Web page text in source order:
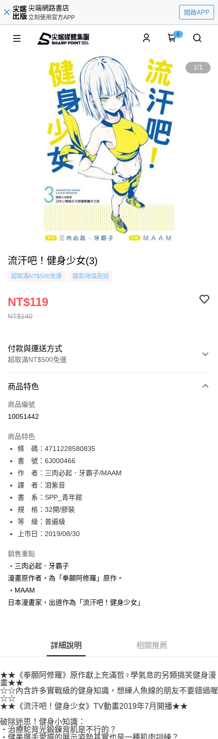
尖端網路書店
立刻使用官方APP
開啟APP
0
1/1
流汗吧！健身少女(3)
超取滿NT$500免運 國家/地區配送
NT$140
NT$119
付款與運送方式
超取滿NT$500免運
信用卡一次付款
超商取貨付款
相關說明
【關於「AFTEE先享後付」】
AFTEE先享後付是「在收到商品之後才付款」的支付方式。 讓您購物簡單
便利好安心！
１．簡單：不需註冊會員、不需綁卡、不需儲值。
２．便利：只要手機號碼，簡訊認證，即可結帳。
３．安心：先確認商品／服務後，再付款。
【「AFTEE先享後付」結帳流程】
１．於結帳方式選擇「AFTEE先享後付」後，將跳轉至「AFTEE先享後付」
結帳頁面，進行簡訊認證並確認金額後，即可完成結帳。
２．訂單成立數日內，您將收到繳費通知簡訊。
ATM／網路銀行／等多元方式進行付款，方視為交易完成。
※ 請注意：結帳手續完成當下不需立刻繳費，但若您需要取消訂單，請聯絡
購買商品的店家。未經商家同意取消之訂單仍視為有效，需透過AFTEE先享
後付繳納相關費用。
※ 交易是否成功請以「AFTEE先享後付 」之結帳頁面顯示為準，若有關於
是否繳費成功／繳費後需取消欲退款等相關疑問，請聯繫「AFTEE先享後付
易，需依本服務之必要範圍內提供個人資料，並將交易相關給付款項請求債
https://aftee.tw/terms/#terms3
３．未成年的使用者請事先徵得法定代理人或監護人之同意方可使用
「AFTEE先享後付」，若未經同意申辦者引起之損失，本公司不負相關責
任。
４．使用「AFTEE先享後付」時，將依據個別帳號之用戶狀況，依本公司即
請求用戶進行身份認證。
５．嚴禁一人註冊多個帳號或使用他人資訊註冊。若發現惡意使用之情形，
ATM付款
運送方式
全家取貨付款
每筆NT$80，滿NT$500(含以上)免運費
付款後全家取貨
每筆NT$80，滿NT$500(含以上)免運費
付款後萊爾富取貨
每筆NT$80，滿NT$500(含以上)免運費
付款後7-11取貨
宅配
每筆NT$100，滿NT$800(含以上)免運費
國家/地區配送
商品特色
商品編號
10051442
商品特色
條 碼：4711228580835
書 號：6J000466
作 者：三肉必起．牙霸子/MAAM
譯 者：泪紫音
書 系：SPP_青年館
規 格：32開/膠裝
等 級：普遍級
上市日：2019/08/30
銷售重點
‧三肉必起．牙霸子
漫畫原作者，為「拳願阿修羅」原作。
‧MAAM
日本漫畫家，出道作為「流汗吧！健身少女」
詳細說明 相關推薦
★★《拳願阿修羅》原作獻上充滿哲♀學氣息的另類搞笑健身漫
畫★★
☆☆內含許多實戰級的健身知識，想練人魚線的朋友不要錯過喔
☆☆
★★《流汗吧！健身少女》TV動畫2019年7月開播★★
破除迷思！健身小知識：
‧治療駝背光鍛鍊背肌是不行的？
‧健美選手愛擺的展示姿勢其實也是一種肌肉訓練？